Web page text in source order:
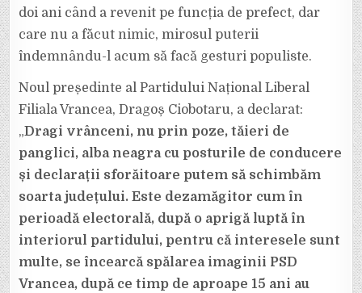
doi ani când a revenit pe funcția de prefect, dar
care nu a făcut nimic, mirosul puterii
îndemnându-l acum să facă gesturi populiste.
Noul președinte al Partidului Național Liberal
Filiala Vrancea, Dragoș Ciobotaru, a declarat:
„Dragi vrânceni, nu prin poze, tăieri de
panglici, alba neagra cu posturile de conducere
și declarații sforăitoare putem să schimbăm
soarta județului. Este dezamăgitor cum în
perioadă electorală, după o aprigă luptă în
interiorul partidului, pentru că interesele sunt
multe, se încearcă spălarea imaginii PSD
Vrancea, după ce timp de aproape 15 ani au